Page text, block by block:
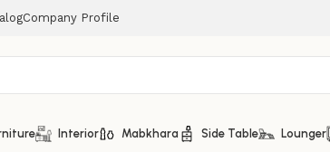
Company Profile
Interior Mabkhara Side Table Lounger